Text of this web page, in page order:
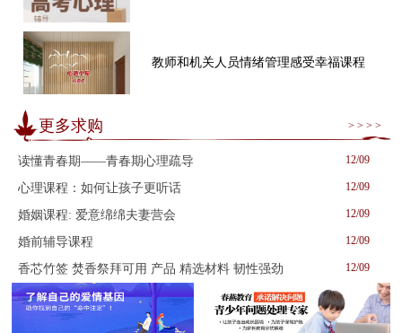
教师和机关人员情绪管理感受幸福课程
更多求购 > > > >
读懂青春期——青春期心理疏导 12/09
心理课程：如何让孩子更听话 12/09
婚姻课程: 爱意绵绵夫妻营会 12/09
婚前辅导课程 12/09
香芯竹签 焚香祭拜可用 产品 精选材料 韧性强劲 12/09